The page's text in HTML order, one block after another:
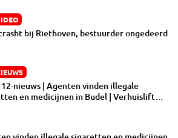
bij Riethoven, bestuurder ongedeerd
nieuws | Agenten vinden illegale
en medicijnen in Budel | Verhuislift